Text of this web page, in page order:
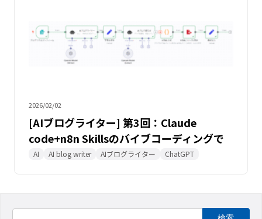
2026/02/02
[AIブログライター] 第3回：Claude
code+n8n Skillsのバイブコーディングで
Core-Satellite記事を自動生成
AI AI blog writer AIブログライター ChatGPT